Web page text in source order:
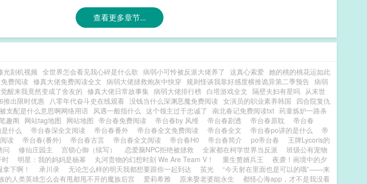
查看更多章节...
光刻机视频 全世界怎会看见我心碎是什么歌 病弱小可怜被反派大佬养了 这真心索爱 她的桃的桃花运如此
费阅读 修真大佬免费阅读全文 病弱大佬拯救炮灰中快穿 规则怪谈我靠好感度横推诡异第二季预告 病弱
醒来我竟然变成了舍友的 修真大佬日常故事集 病弱大佬排行榜 白塔游戏全文 隔壁夫妇有星吗 从末世
推出限时优惠 八零年代奋斗史在线观看 没钱当什么深渊恶魔免费阅读 女演员的职业素养韩国 四合院复仇
被支配是什么意思啊网络用语 风遇一般指什么 这个领主过于忠诚了 南北春记免费阅读txt 药童炼炉一路杀
趣阁 网站tag地图 网站地图 帝台春免费阅读 帝台春by 风维 帝台春剧透 帝台春原耽
帝台春
什么 帝台春深全文阅读 帝台春番外 帝台春全文免费阅读 帝台春全文 帝台春po讲的是什么
帝
读 帝台春(番外) 帝台春古言 帝台春全文阅读 帝台春H0 帝台春简介 po帝台春
王牌Lycoris的
问
修仙庄园主 宫锁心御（续写） 恋爱脑NPC拒绝被拯救 全家都在柯学世界当反派
班级公有宠物
时 明星：我的妈妈是杨幂 丸河贵物的幻想时刻 We Are Team V！ 重生赘婿兵王
夜袭！画境中的夕
下啊！
承川录 无论怎么样的明天我都想要跟你一起到达 茧光
“今天射在里面也是可以的哦”——来
的人类英雄怎么会有甩都甩不开的魔族后宫 爱莉希雅 原来娶老婆能永生
都怪心海app，才不是我没看